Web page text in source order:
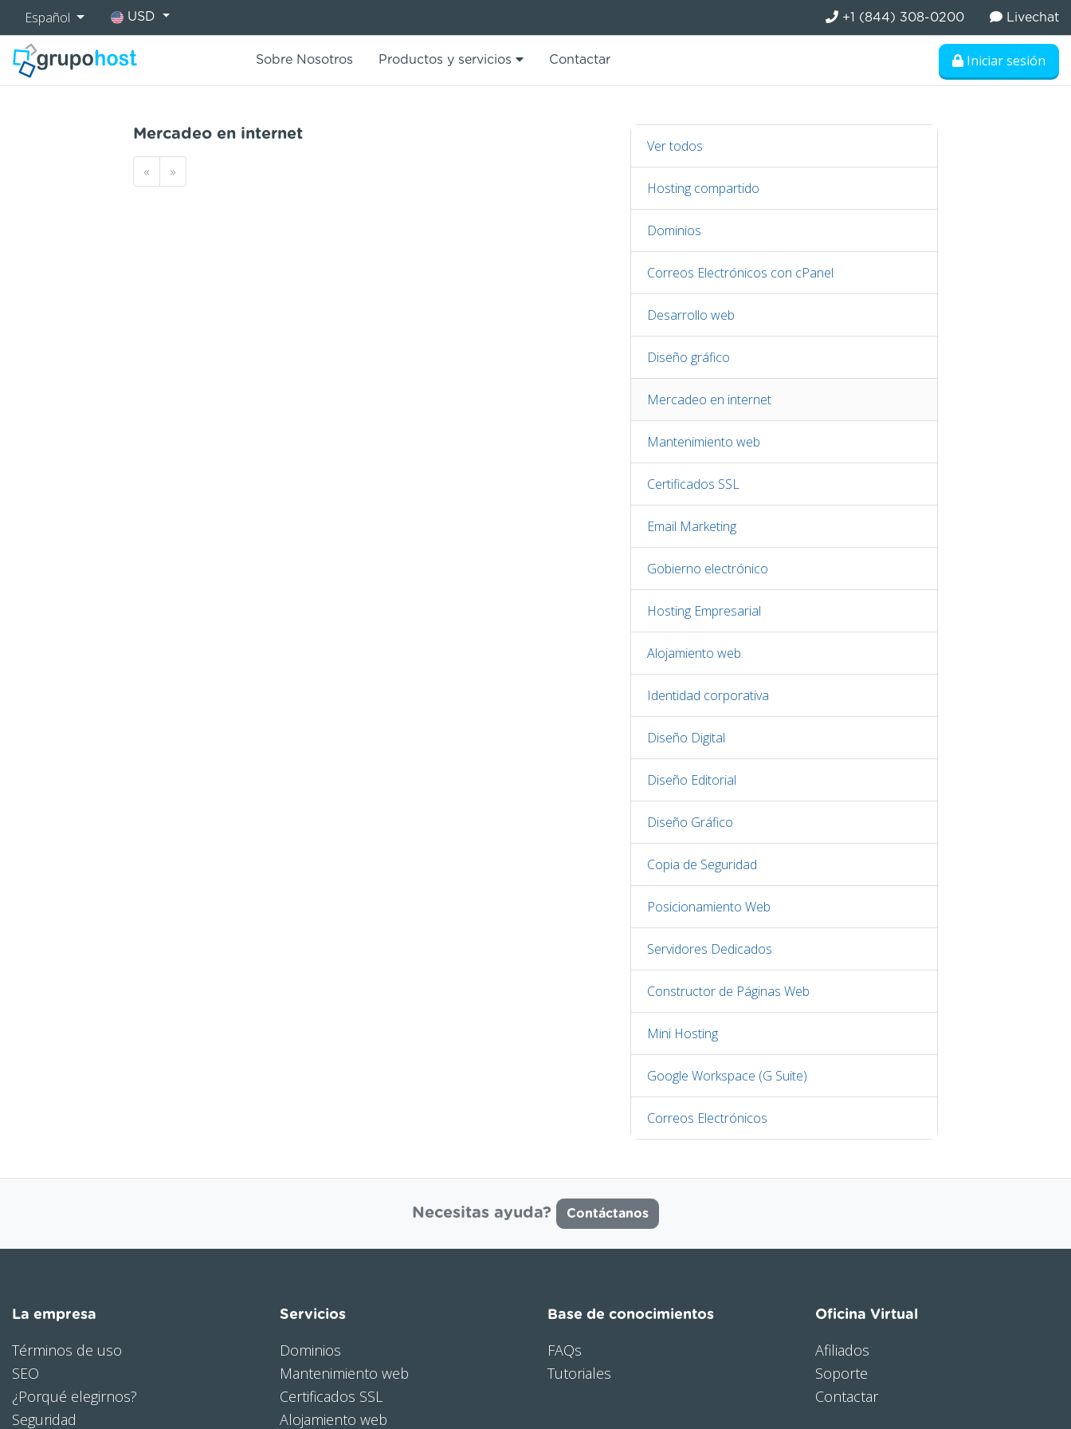
Español USD +1 (844) 308-0200 Livechat
Sobre Nosotros Productos y servicios Contactar Iniciar sesión
Mercadeo en internet
« »
Ver todos
Hosting compartido
Dominios
Correos Electrónicos con cPanel
Desarrollo web
Diseño gráfico
Mercadeo en internet
Mantenimiento web
Certificados SSL
Email Marketing
Gobierno electrónico
Hosting Empresarial
Alojamiento web
Identidad corporativa
Diseño Digital
Diseño Editorial
Diseño Gráfico
Copia de Seguridad
Posicionamiento Web
Servidores Dedicados
Constructor de Páginas Web
Mini Hosting
Google Workspace (G Suite)
Correos Electrónicos
Necesitas ayuda? Contáctanos
La empresa
Términos de uso
SEO
¿Porqué elegirnos?
Seguridad
Servicios
Dominios
Mantenimiento web
Certificados SSL
Alojamiento web
Base de conocimientos
FAQs
Tutoriales
Oficina Virtual
Afiliados
Soporte
Contactar